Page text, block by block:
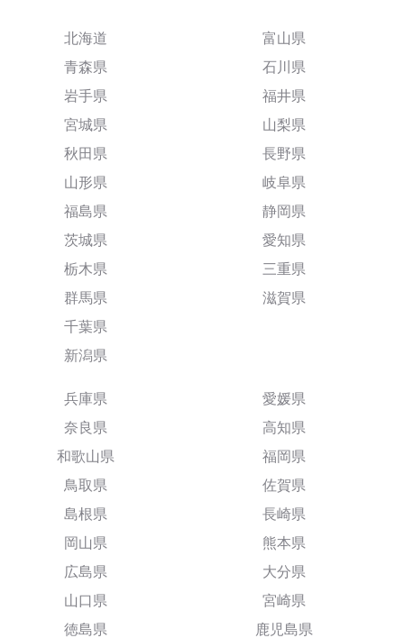
北海道
青森県
岩手県
宮城県
秋田県
山形県
福島県
茨城県
栃木県
群馬県
千葉県
新潟県
富山県
石川県
福井県
山梨県
長野県
岐阜県
静岡県
愛知県
三重県
滋賀県
兵庫県
奈良県
和歌山県
鳥取県
島根県
岡山県
広島県
山口県
徳島県
愛媛県
高知県
福岡県
佐賀県
長崎県
熊本県
大分県
宮崎県
鹿児島県